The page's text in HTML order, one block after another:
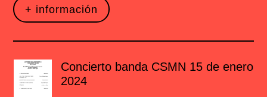
+ información
Concierto banda CSMN 15 de enero
2024